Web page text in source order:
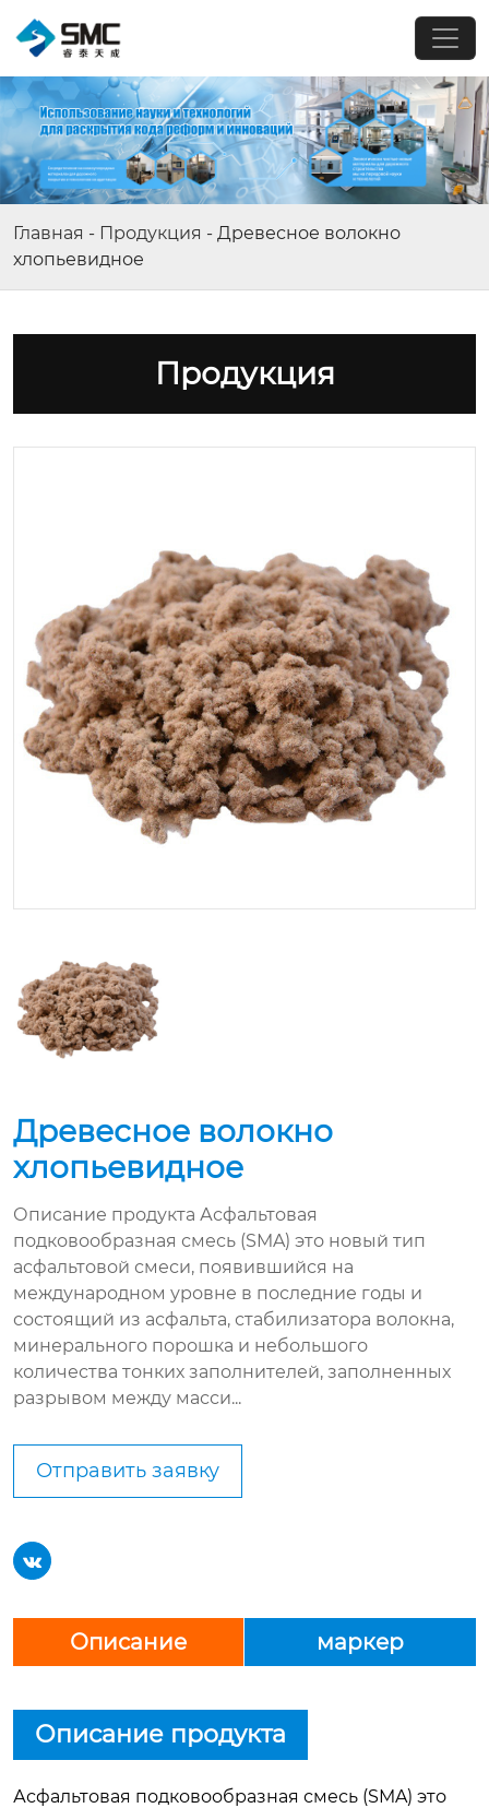
Главная - Продукция - Древесное волокно
хлопьевидное
Продукция
Древесное волокно
хлопьевидное
Описание продукта Асфальтовая
подковообразная смесь (SMA) это новый тип
асфальтовой смеси, появившийся на
международном уровне в последние годы и
состоящий из асфальта, стабилизатора волокна,
минерального порошка и небольшого
количества тонких заполнителей, заполненных
разрывом между масси...
Отправить заявку

Описание маркер
Описание продукта
Асфальтовая подковообразная смесь (SMA) это